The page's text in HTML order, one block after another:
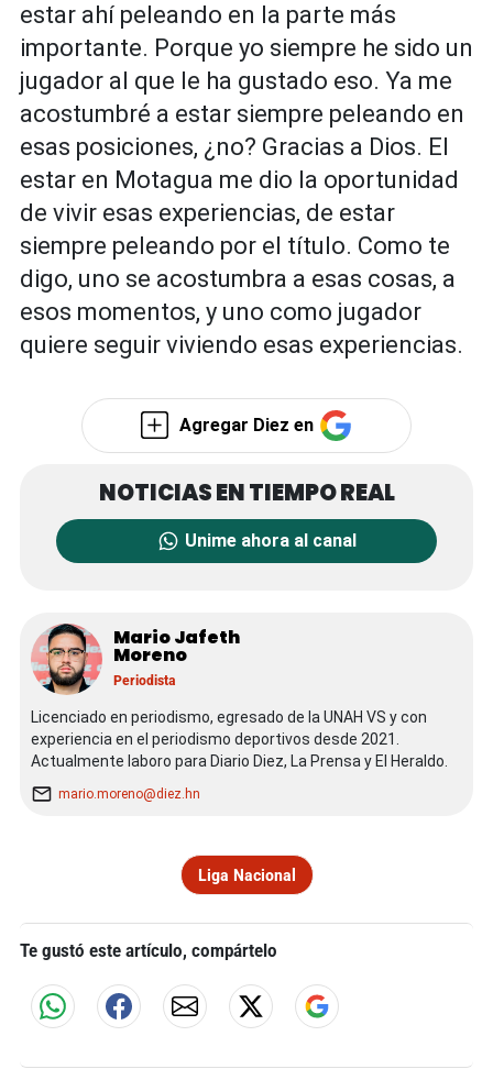
estar ahí peleando en la parte más
importante. Porque yo siempre he sido un
jugador al que le ha gustado eso. Ya me
acostumbré a estar siempre peleando en
esas posiciones, ¿no? Gracias a Dios. El
estar en Motagua me dio la oportunidad
de vivir esas experiencias, de estar
siempre peleando por el título. Como te
digo, uno se acostumbra a esas cosas, a
esos momentos, y uno como jugador
quiere seguir viviendo esas experiencias.
Agregar Diez en
Unime ahora al canal
Mario Jafeth
Moreno
Periodista
Licenciado en periodismo, egresado de la UNAH VS y con
experiencia en el periodismo deportivos desde 2021.
Actualmente laboro para Diario Diez, La Prensa y El Heraldo.
mario.moreno@diez.hn
Liga Nacional
Te gustó este artículo, compártelo